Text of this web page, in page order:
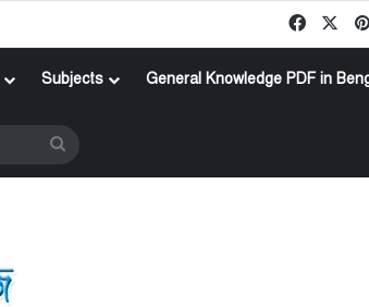
Subjects General Knowledge PDF in
for